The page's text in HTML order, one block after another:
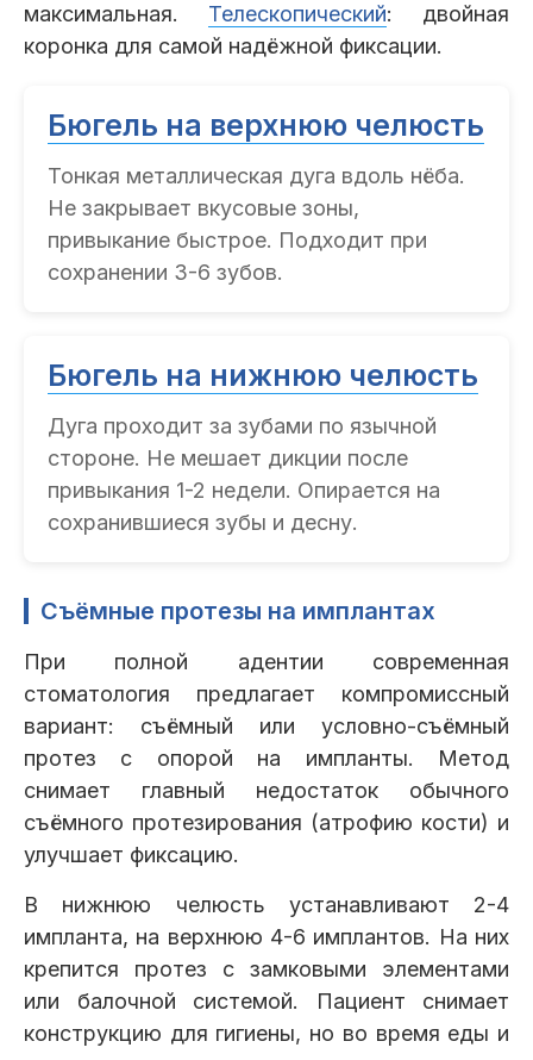
максимальная. Телескопический: двойная
коронка для самой надёжной фиксации.
Бюгель на верхнюю челюсть
Тонкая металлическая дуга вдоль нёба.
Не закрывает вкусовые зоны,
привыкание быстрое. Подходит при
сохранении 3-6 зубов.
Бюгель на нижнюю челюсть
Дуга проходит за зубами по язычной
стороне. Не мешает дикции после
привыкания 1-2 недели. Опирается на
сохранившиеся зубы и десну.
Съёмные протезы на имплантах
При полной адентии современная
стоматология предлагает компромиссный
вариант: съёмный или условно-съёмный
протез с опорой на импланты. Метод
снимает главный недостаток обычного
съёмного протезирования (атрофию кости) и
улучшает фиксацию.
В нижнюю челюсть устанавливают 2-4
импланта, на верхнюю 4-6 имплантов. На них
крепится протез с замковыми элементами
или балочной системой. Пациент снимает
конструкцию для гигиены, но во время еды и